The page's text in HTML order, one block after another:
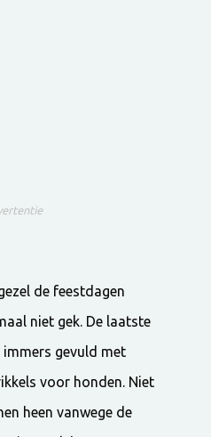
de feestdagen
niet gek. De laatste
gevuld met
voor honden. Niet
heen vanwege de